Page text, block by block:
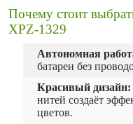
Почему стоит
XPZ-1329
Автономная
батареи без
Красивый дизайн:
нитей создаёт
цветов.